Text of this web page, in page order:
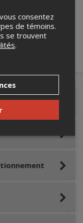
consentez
de témoins.
se trouvent
.